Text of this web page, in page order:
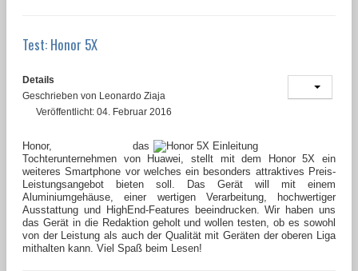
Test: Honor 5X
Details
Geschrieben von Leonardo Ziaja
Veröffentlicht: 04. Februar 2016
Honor, das
Tochterunternehmen von Huawei, stellt mit dem Honor 5X ein
weiteres Smartphone vor welches ein besonders attraktives Preis-
Leistungsangebot bieten soll. Das Gerät will mit einem
Aluminiumgehäuse, einer wertigen Verarbeitung, hochwertiger
Ausstattung und HighEnd-Features beeindrucken. Wir haben uns
das Gerät in die Redaktion geholt und wollen testen, ob es sowohl
von der Leistung als auch der Qualität mit Geräten der oberen Liga
mithalten kann. Viel Spaß beim Lesen!